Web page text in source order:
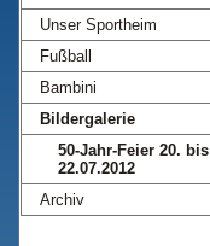
Unser Sportheim
Fußball
Bambini
Bildergalerie
50-Jahr-Feier 20. bis
22.07.2012
Archiv